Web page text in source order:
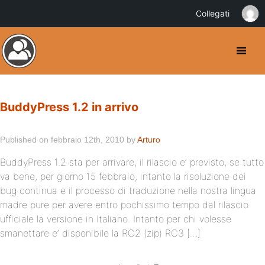
BuddyPress 1.2 in arrivo
Published on febbraio 12th, 2010 byArturo
BuddyPress 1.2 sta per arrivare, il rilascio e’ previsto, se tutto
va bene, per giorno 15 febbraio, intanto la risoluzione dei
bug continua e il processo di traduzione nella nostra lingua
madre pure per avere entro pochissimo tempo dal rilascio
ufficiale la versione in Italiano. Intanto per chi volesse
smanettare e’ disponibile la RC2 (zip) RC3 […]
Collegati